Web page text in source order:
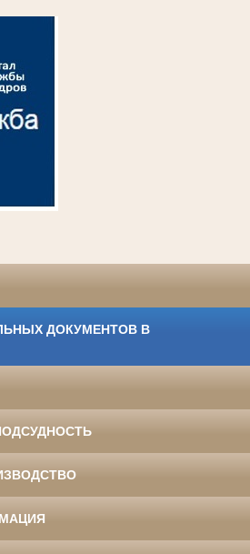
ДОКУМЕНТОВ В